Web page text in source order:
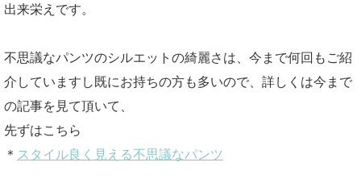
出来栄えです。
不思議なパンツのシルエットの綺麗さは、今まで何回もご紹
介していますし既にお持ちの方も多いので、詳しくは今まで
の記事を見て頂いて、
先ずはこちら
＊ スタイル良く見える不思議なパンツ